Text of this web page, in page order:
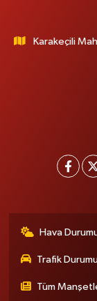
Karakeçili
Hava
Trafik
Tüm